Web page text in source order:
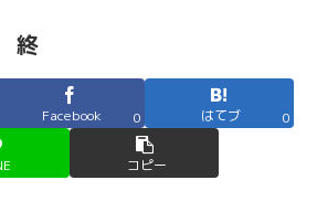
終
Facebook 0 はてブ 0
コピー